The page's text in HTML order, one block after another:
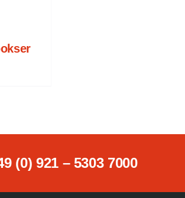
(0) 921 – 5303 7000